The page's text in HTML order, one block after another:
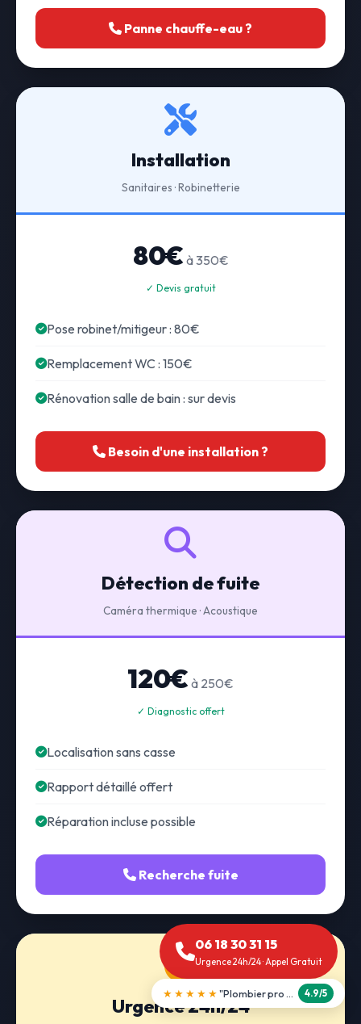
Panne chauffe-eau ?
Installation
Sanitaires · Robinetterie
80€ à 350€
✓ Devis gratuit
Pose robinet/mitigeur : 80€
Remplacement WC : 150€
Rénovation salle de bain : sur devis
Besoin d'une installation ?
Détection de fuite
Caméra thermique · Acoustique
120€ à 250€
✓ Diagnostic offert
Localisation sans casse
Rapport détaillé offert
Réparation incluse possible
Recherche fuite
Urgence 24h/24
06 18 30 31 15
Urgence 24h/24 · Appel Gratuit
★★★★★ "Débouchage WC en 30 min" 5.0/5